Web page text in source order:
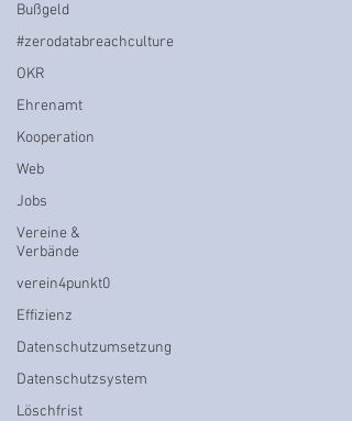
Bußgeld
#zerodatabreachculture
OKR
Ehrenamt
Kooperation
Web
Jobs
Vereine &
Verbände
verein4punkt0
Effizienz
Datenschutzumsetzung
Datenschutzsystem
Löschfrist